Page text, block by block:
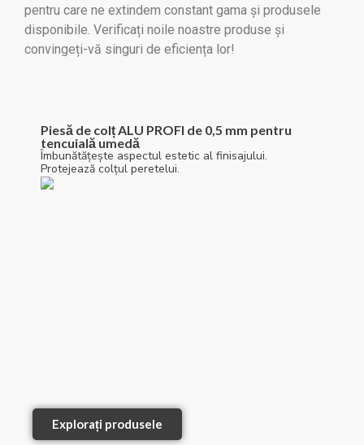
pentru care ne extindem constant gama și produsele
disponibile. Verificați noile noastre produse și
convingeți-vă singuri de eficiența lor!
Piesă de colț ALU PROFI de 0,5 mm pentru
tencuială umedă
Îmbunătățește aspectul estetic al finisajului.
Protejează colțul peretelui.
Explorați produsele